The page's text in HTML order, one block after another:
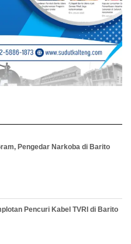
Pengedar Narkoba di Barito
Pencuri Kabel TVRI di Barito